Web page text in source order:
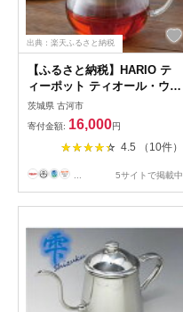
出典：楽天ふるさと納税
【ふるさと納税】HARIO テ
ィーポット ティオール・ウッ
ド［TEO-70-OV］｜ハリオ
耐熱 ガラス 食器 器 キッチン
日用品 キッチン用品 日本製
おしゃれ かわいい 紅茶 茶 オ
リーブウッド ポット_BE34
茨城県 古河市
寄付金額: 16,000円
4.5 （10件）
... 5サイトで掲載中